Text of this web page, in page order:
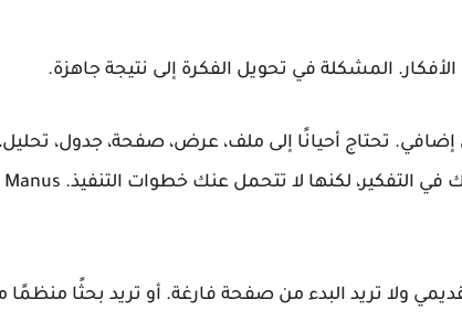
المشكلة في تحويل الفكرة إلى نتيجة جاهزة.
إضافي. تحتاج أحيانًا إلى ملف، عرض، صفحة، جدول،
ولا تريد البدء من صفحة فارغة. أو تريد بحثًا منظمًا